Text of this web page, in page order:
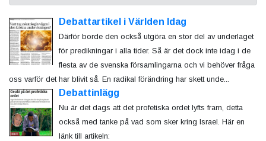
Debattartikel i Världen Idag
Därför borde den också utgöra en stor del av underlaget
för predikningar i alla tider. Så är det dock inte idag i de
flesta av de svenska församlingarna och vi behöver fråga
oss varför det har blivit så. En radikal förändring har skett unde...
Debattinlägg
Nu är det dags att det profetiska ordet lyfts fram, detta
också med tanke på vad som sker kring Israel. Här en
länk till artikeln: